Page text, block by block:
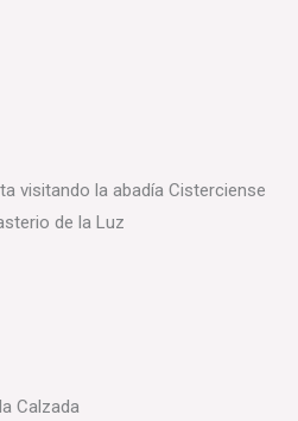
visitando la abadía Cisterciense
de la Luz
Calzada